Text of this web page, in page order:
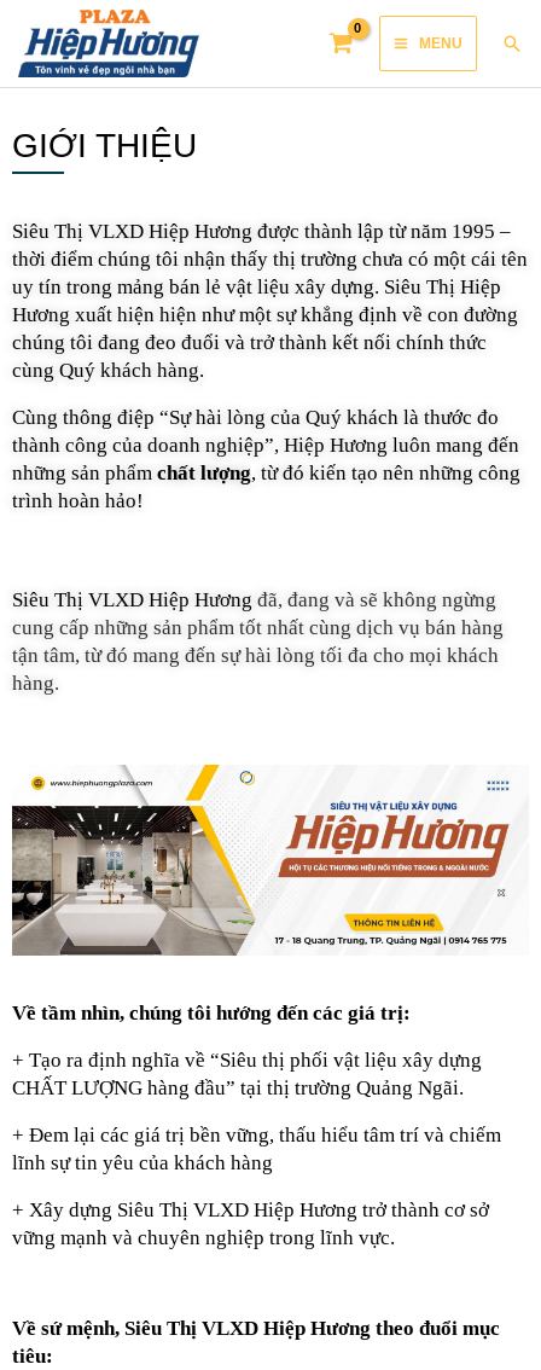
content
Main
Menu
MENU
GIỚI THIỆU
Siêu Thị VLXD Hiệp Hương được thành lập từ năm 1995 –
thời điểm chúng tôi nhận thấy thị trường chưa có một cái tên
uy tín trong mảng bán lẻ vật liệu xây dựng. Siêu Thị Hiệp
Hương xuất hiện hiện như một sự khẳng định về con đường
chúng tôi đang đeo đuổi và trở thành kết nối chính thức
cùng Quý khách hàng.
Cùng thông điệp “Sự hài lòng của Quý khách là thước đo
thành công của doanh nghiệp”, Hiệp Hương luôn mang đến
những sản phẩm chất lượng, từ đó kiến tạo nên những công
trình hoàn hảo!
Siêu Thị VLXD Hiệp Hương đã, đang và sẽ không ngừng
cung cấp những sản phẩm tốt nhất cùng dịch vụ bán hàng
tận tâm, từ đó mang đến sự hài lòng tối đa cho mọi khách
hàng.
Về tầm nhìn, chúng tôi hướng đến các giá trị:
+ Tạo ra định nghĩa về “Siêu thị phối vật liệu xây dựng
CHẤT LƯỢNG hàng đầu” tại thị trường Quảng Ngãi.
+ Đem lại các giá trị bền vững, thấu hiểu tâm trí và chiếm
lĩnh sự tin yêu của khách hàng
+ Xây dựng Siêu Thị VLXD Hiệp Hương trở thành cơ sở
vững mạnh và chuyên nghiệp trong lĩnh vực.
Về sứ mệnh, Siêu Thị VLXD Hiệp Hương theo đuổi mục
tiêu: